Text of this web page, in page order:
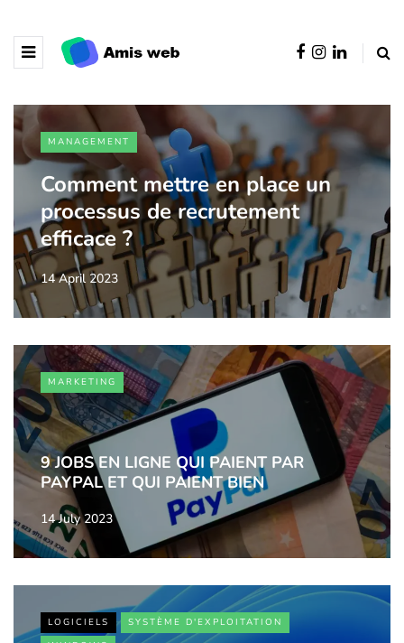
MANAGEMENT
Comment mettre en place un
processus de recrutement
efficace ?
14 April 2023
MARKETING
9 JOBS EN LIGNE QUI PAIENT PAR
PAYPAL ET QUI PAIENT BIEN
14 July 2023
LOGICIELS
SYSTÈME D'EXPLOITATION